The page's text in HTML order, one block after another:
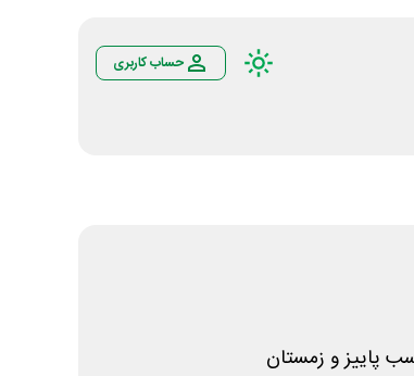
حساب کاربری
پاییز و زمستان